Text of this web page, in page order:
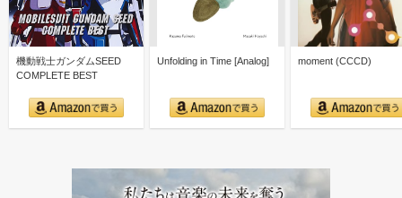
機動戦士ガンダムSEED
COMPLETE BEST
Unfolding in Time [Analog] moment (CCCD)